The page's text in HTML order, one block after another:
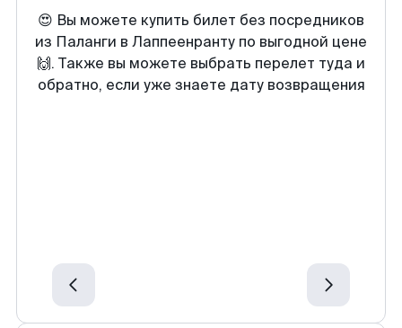
😍 Вы можете купить билет без посредников
из Паланги в Лаппеенранту по выгодной цене
🙌. Также вы можете выбрать перелет туда и
обратно, если уже знаете дату возвращения